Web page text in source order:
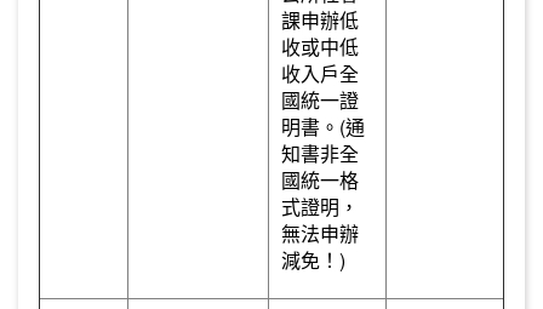
課申辦低
收或中低
收入戶全
國統一證
明書。(通
知書非全
國統一格
式證明，
無法申辦
減免！)